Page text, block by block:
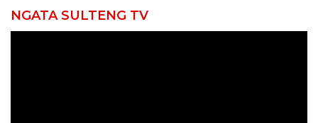
NGATA SULTENG TV